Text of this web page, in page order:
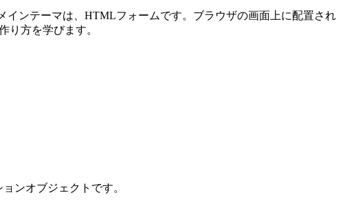
インテーマは、HTMLフォームです。ブラウザの画面上に配置され
り方を学びます。
ンオブジェクトです。